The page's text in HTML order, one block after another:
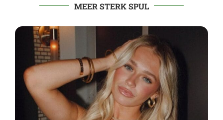
MEER STERK SPUL